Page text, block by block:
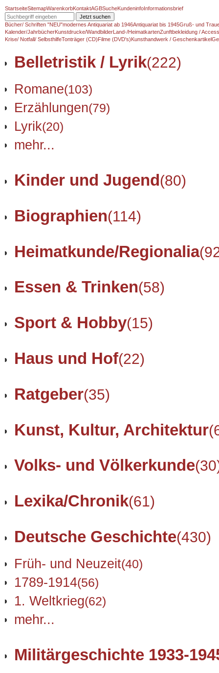
StartseiteSitemapWarenkorbKontaktAGBSucheKundeninfoInformationsbrief
Jetzt suchen
Bücher/ Schriften "NEU"modernes Antiquariat ab 1946Antiquariat bis 1945Gruß- und
Kalender/JahrbücherKunstdrucke/WandbilderLand-/HeimatkartenZunftbekleidung /
Krise/ Notfall/ SelbsthilfeTonträger (CD)Filme (DVD's)Kunsthandwerk / Geschenkartikel
Belletristik / Lyrik(222)
Romane(103)
Erzählungen(79)
Lyrik(20)
mehr...
Kinder und Jugend(80)
Biographien(114)
Heimatkunde/Regionalia
Essen & Trinken(58)
Sport & Hobby(15)
Haus und Hof(22)
Ratgeber(35)
Kunst, Kultur, Architektur
Volks- und Völkerkunde
Lexika/Chronik(61)
Deutsche Geschichte(430)
Früh- und Neuzeit(40)
1789-1914(56)
1. Weltkrieg(62)
mehr...
Militärgeschichte 1933-